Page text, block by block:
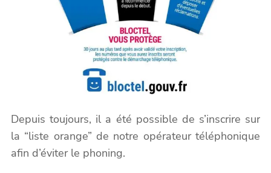
Depuis toujours, il a été possible de s’inscrire sur
la “liste orange” de notre opérateur téléphonique
afin d’éviter le phoning.